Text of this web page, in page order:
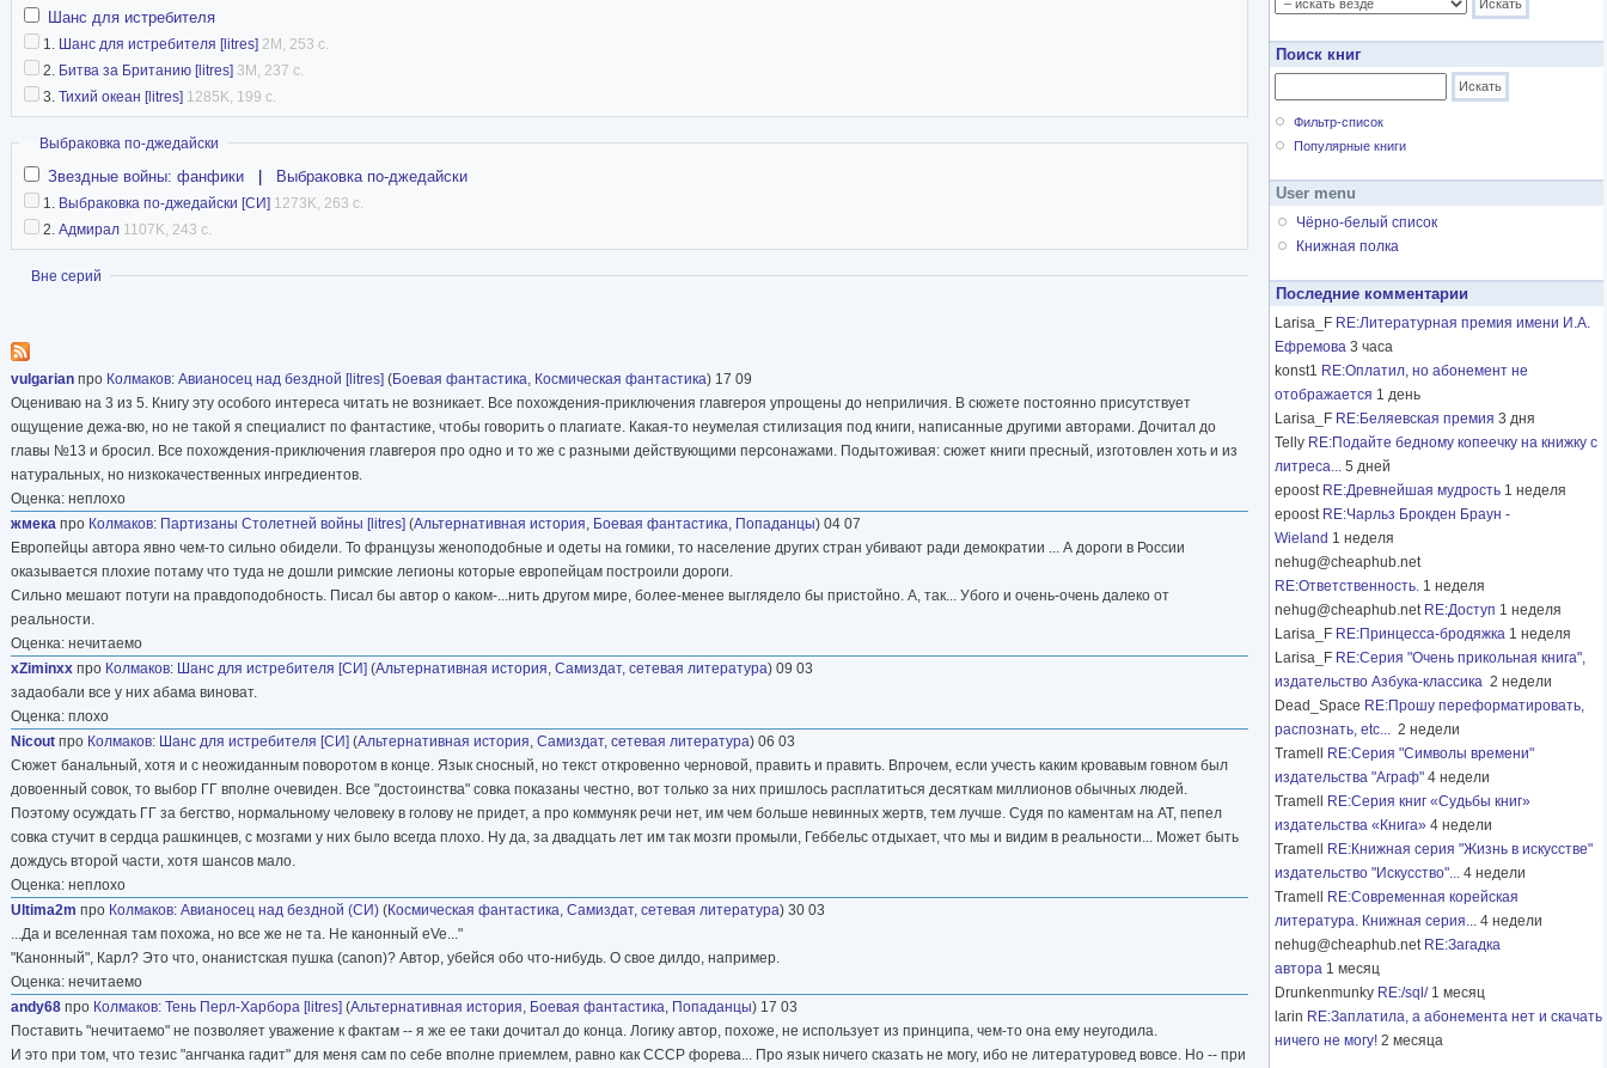
Шанс для истребителя
1. Шанс для истребителя [litres] 2M, 253 с.
2. Битва за Британию [litres] 3M, 237 с.
3. Тихий океан [litres] 1285K, 199 с.
Скрыть
Выбраковка по-джедайски
Звездные войны: фанфики Выбраковка по-джедайски
1. Выбраковка по-джедайски [СИ] 1273K, 263 с.
2. Адмирал 1107K, 243 с.
Показать
Вне серий
vulgarian про Колмаков: Авианосец над бездной [litres] (Боевая фантастика, Космическая фантастика) 17 09
Оцениваю на 3 из 5. Книгу эту особого интереса читать не возникает. Все похождения-приключения главгероя упрощены до неприличия. В сюжете постоянно присутствует
ощущение дежа-вю, но не такой я специалист по фантастике, чтобы говорить о плагиате. Какая-то неумелая стилизация под книги, написанные другими авторами. Дочитал до
главы №13 и бросил. Все похождения-приключения главгероя про одно и то же с разными действующими персонажами. Подытоживая: сюжет книги пресный, изготовлен хоть и из
натуральных, но низкокачественных ингредиентов.
Оценка: неплохо
жмека про Колмаков: Партизаны Столетней войны [litres] (Альтернативная история, Боевая фантастика, Попаданцы) 04 07
Европейцы автора явно чем-то сильно обидели. То французы женоподобные и одеты на гомики, то население других стран убивают ради демократии ... А дороги в России
оказывается плохие потаму что туда не дошли римские легионы которые европейцам построили дороги.
Сильно мешают потуги на правдоподобность. Писал бы автор о каком-...нить другом мире, более-менее выглядело бы пристойно. А, так... Убого и очень-очень далеко от
реальности.
Оценка: нечитаемо
xZiminxx про Колмаков: Шанс для истребителя [CИ] (Альтернативная история, Самиздат, сетевая литература) 09 03
задаобали все у них абама виноват.
Оценка: плохо
Nicout про Колмаков: Шанс для истребителя [CИ] (Альтернативная история, Самиздат, сетевая литература) 06 03
Сюжет банальный, хотя и с неожиданным поворотом в конце. Язык сносный, но текст откровенно черновой, править и править. Впрочем, если учесть каким кровавым говном был
довоенный совок, то выбор ГГ вполне очевиден. Все "достоинства" совка показаны честно, вот только за них пришлось расплатиться десяткам миллионов обычных людей.
Поэтому осуждать ГГ за бегство, нормальному человеку в голову не придет, а про коммуняк речи нет, им чем больше невинных жертв, тем лучше. Судя по каментам на АТ, пепел
совка стучит в сердца рашкинцев, с мозгами у них было всегда плохо. Ну да, за двадцать лет им так мозги промыли, Геббельс отдыхает, что мы и видим в реальности... Может быть
дождусь второй части, хотя шансов мало.
Оценка: неплохо
Ultima2m про Колмаков: Авианосец над бездной (СИ) (Космическая фантастика, Самиздат, сетевая литература) 30 03
...Да и вселенная там похожа, но все же не та. Не канонный eVe..."
"Канонный", Карл? Это что, онанистская пушка (canon)? Автор, убейся обо что-нибудь. О свое дилдо, например.
Оценка: нечитаемо
andy68 про Колмаков: Тень Перл-Харбора [litres] (Альтернативная история, Боевая фантастика, Попаданцы) 17 03
Поставить "нечитаемо" не позволяет уважение к фактам -- я же ее таки дочитал до конца. Логику автор, похоже, не использует из принципа, чем-то она ему неугодила.
И это при том, что тезис "ангчанка гадит" для меня сам по себе вполне приемлем, равно как СССР форева... Про язык ничего сказать не могу, ибо не литературовед вовсе. Но -- при
Поиск книг
Фильтр-список
Популярные книги
User menu
Чёрно-белый список
Книжная полка
Последние комментарии
Larisa_F RE:Литературная премия имени И.А.
Ефремова 3 часа
konst1 RE:Оплатил, но абонемент не
отображается 1 день
Larisa_F RE:Беляевская премия 3 дня
Telly RE:Подайте бедному копеечку на книжку с
литреса... 5 дней
epoost RE:Древнейшая мудрость 1 неделя
epoost RE:Чарльз Брокден Браун -
Wieland 1 неделя
nehug@cheaphub.net
RE:Ответственность. 1 неделя
nehug@cheaphub.net RE:Доступ 1 неделя
Larisa_F RE:Принцесса-бродяжка 1 неделя
Larisa_F RE:Серия "Очень прикольная книга",
издательство Азбука-классика 2 недели
Dead_Space RE:Прошу переформатировать,
распознать, etc... 2 недели
Tramell
RE:Серия "Символы времени"
издательства "Аграф" 4 недели
Tramell
RE:Серия книг «Судьбы книг»
издательства «Книга» 4 недели
Tramell
RE:Книжная серия "Жизнь в искусстве"
издательство "Искусство"... 4 недели
Tramell
RE:Современная корейская
литература. Книжная серия... 4 недели
nehug@cheaphub.net RE:Загадка
автора 1 месяц
Drunkenmunky RE:/sql/ 1 месяц
larin RE:Заплатила, а абонемента нет и скачать
ничего не могу! 2 месяца